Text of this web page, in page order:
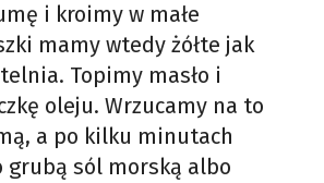
i kroimy w małe
mamy wtedy żółte jak
Topimy masło i
oleju. Wrzucamy na to
a po kilku minutach
grubą sól morską albo